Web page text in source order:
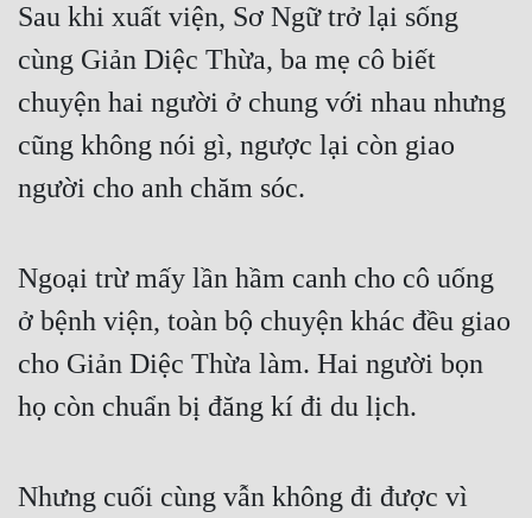
Sau khi xuất viện, Sơ Ngữ trở lại sống
cùng Giản Diệc Thừa, ba mẹ cô biết
chuyện hai người ở chung với nhau nhưng
cũng không nói gì, ngược lại còn giao
người cho anh chăm sóc.
Ngoại trừ mấy lần hầm canh cho cô uống
ở bệnh viện, toàn bộ chuyện khác đều giao
cho Giản Diệc Thừa làm. Hai người bọn
họ còn chuẩn bị đăng kí đi du lịch.
Nhưng cuối cùng vẫn không đi được vì